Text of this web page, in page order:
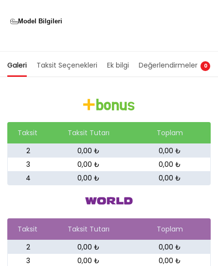
Model Bilgileri
Galeri Taksit Seçenekleri Ek bilgi Değerlendirmeler 0
Taksit Taksit Tutarı
Toplam
2
0,00 ₺
0,00 ₺
3
0,00 ₺
0,00 ₺
4
0,00 ₺ 0,00 ₺
Taksit Taksit Tutarı
Toplam
2
0,00 ₺
0,00 ₺
3
0,00 ₺
0,00 ₺